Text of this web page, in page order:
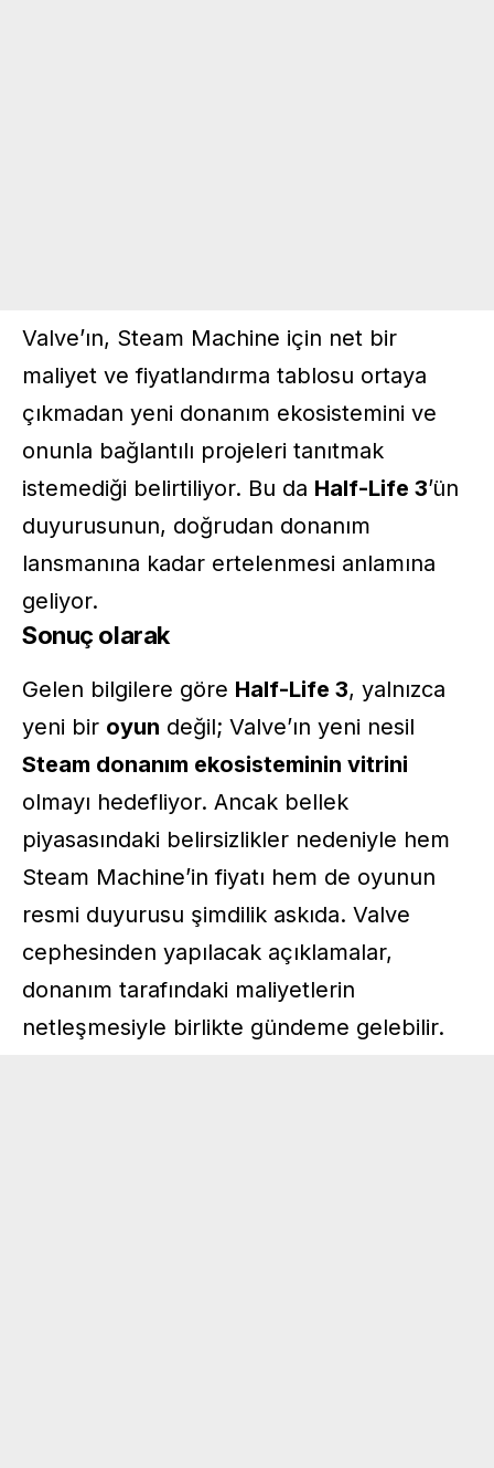
Valve’ın, Steam Machine için net bir
maliyet ve fiyatlandırma tablosu ortaya
çıkmadan yeni donanım ekosistemini ve
onunla bağlantılı projeleri tanıtmak
istemediği belirtiliyor. Bu da Half-Life 3’ün
duyurusunun, doğrudan donanım
lansmanına kadar ertelenmesi anlamına
geliyor.
Sonuç olarak
Gelen bilgilere göre Half-Life 3, yalnızca
yeni bir oyun değil; Valve’ın yeni nesil
Steam donanım ekosisteminin vitrini
olmayı hedefliyor. Ancak bellek
piyasasındaki belirsizlikler nedeniyle hem
Steam Machine’in fiyatı hem de oyunun
resmi duyurusu şimdilik askıda. Valve
cephesinden yapılacak açıklamalar,
donanım tarafındaki maliyetlerin
netleşmesiyle birlikte gündeme gelebilir.